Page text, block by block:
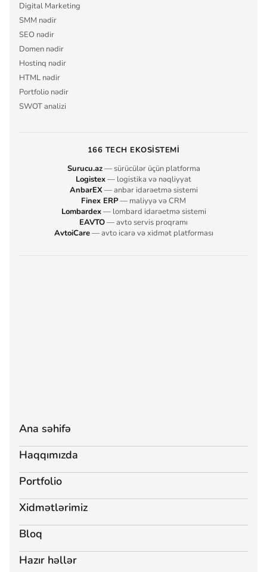
Digital Marketing
SMM nədir
SEO nədir
Domen nədir
Hostinq nədir
HTML nədir
Portfolio nədir
SWOT analizi
166 TECH EKOSISTEMI
Surucu.az— sürücülər üçün platforma
Logistex— logistika və nəqliyyat
AnbarEX — anbar idarəetmə sistemi
Finex ERP— maliyyə və CRM
Lombardex— lombard idarəetmə sistemi
EAVTO— avto servis proqramı
AvtoiCare— avto icarə və xidmət platforması
Ana səhifə
Haqqımızda
Portfolio
Xidmətlərimiz
Bloq
Hazır həllər